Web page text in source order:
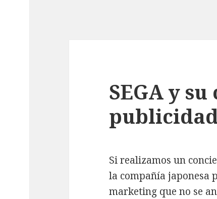
SEGA y
Si realizamos un
la compañía japonesa
marketing que no se